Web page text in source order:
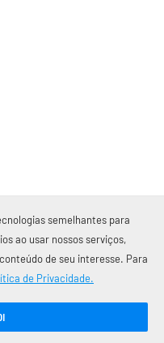
Alegre/RS
semelhantes para
ao usar nossos serviços,
de seu interesse. Para
de Privacidade.